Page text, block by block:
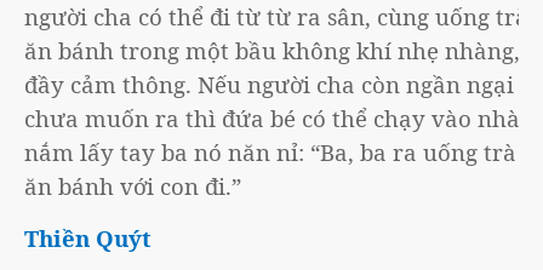
người cha có thể đi từ từ ra sân, cùng uống trà
ăn bánh trong một bầu không khí nhẹ nhàng,
đầy cảm thông. Nếu người cha còn ngần ngại
chưa muốn ra thì đứa bé có thể chạy vào nhà,
nắm lấy tay ba nó năn nỉ: “Ba, ba ra uống trà
ăn bánh với con đi.”
Thiền Quýt